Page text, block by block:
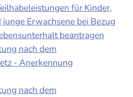
für Kinder,
Erwachsene bei Bezug
beantragen
nach dem
- Anerkennung
nach dem